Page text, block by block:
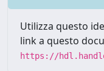
Utilizza questo
link a questo
https://